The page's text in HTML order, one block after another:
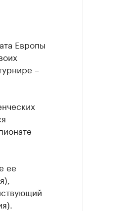
Европы
–
ее